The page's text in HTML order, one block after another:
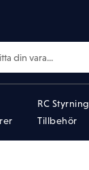
RC
Tillbehör